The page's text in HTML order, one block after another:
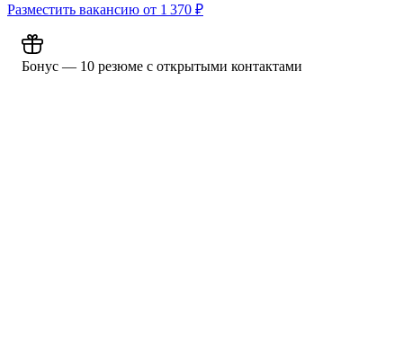
Разместить вакансию от 1 370 ₽
Бонус — 10 резюме с открытыми контактами